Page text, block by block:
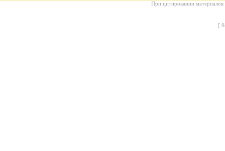
При цитировании материалов
[